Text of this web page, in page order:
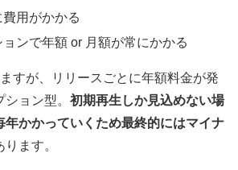
用がかかる
ンで年額 or 月額が常にかかる
すが、リリースごとに年額料金が発
ョン型。 初期再生しか見込めない場
年かかっていくため最終的にはマイナ
ります。